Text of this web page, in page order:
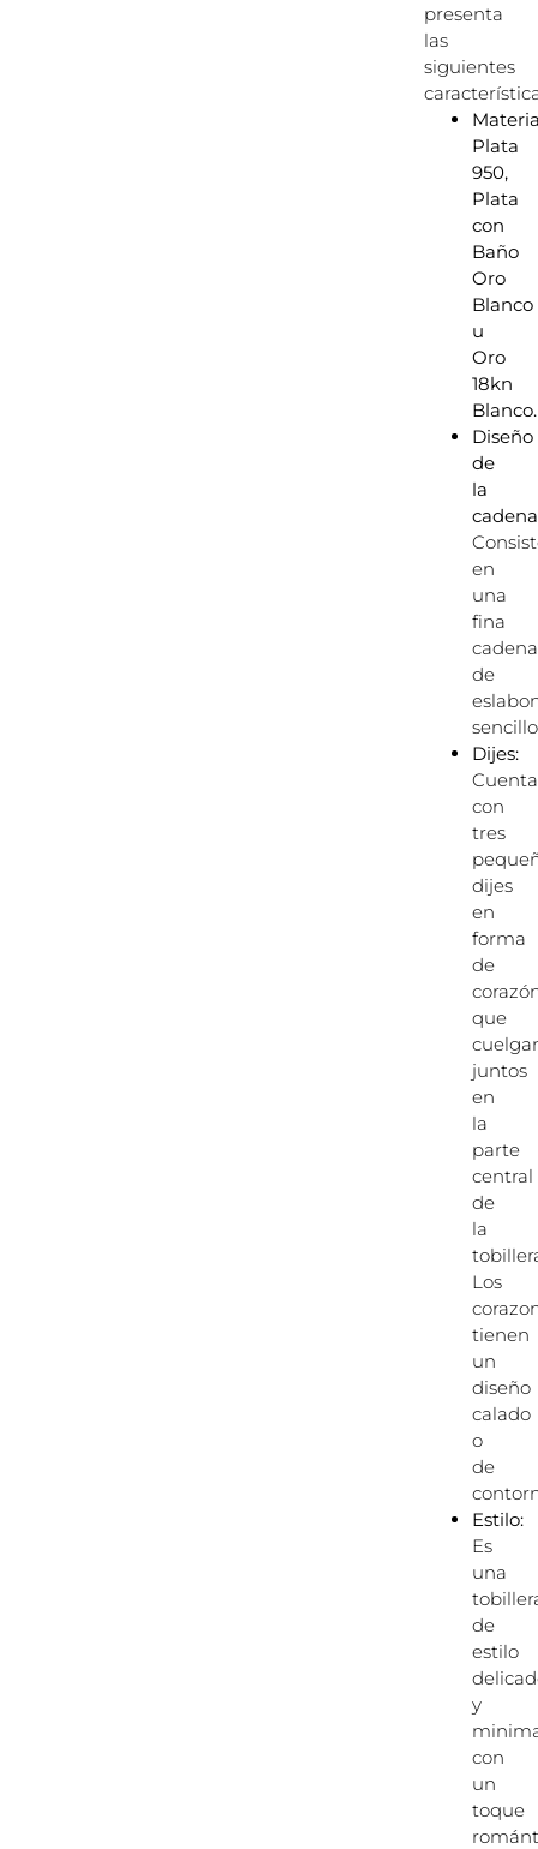
presenta
las
siguientes
Plata
950,
Plata
con
Baño
Oro
Blanco
u
Oro
18kn
Blanco.
Diseño
de
la
en
una
fina
cadena
de
Dijes:
Cuenta
con
tres
dijes
en
forma
de
que
juntos
en
la
parte
central
de
la
Los
tienen
un
diseño
calado
o
de
Estilo:
Es
una
de
estilo
y
con
un
toque